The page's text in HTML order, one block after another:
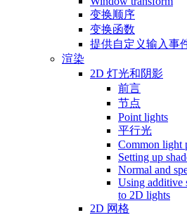
变换顺序
变换函数
提供自定义输入事
渲染
2D 灯光和阴影
前言
节点
Point lights
平行光
Common light
Setting up
Normal and
Using additive
to 2D lights
2D 网格